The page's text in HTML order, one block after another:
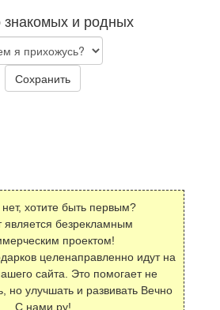
и родных
Сохранить
хотите быть первым?
является безрекламным
проектом!
целенаправленно идут на
сайта. Это помогает не
но улучшать и развивать Вечно
С нами.ру!